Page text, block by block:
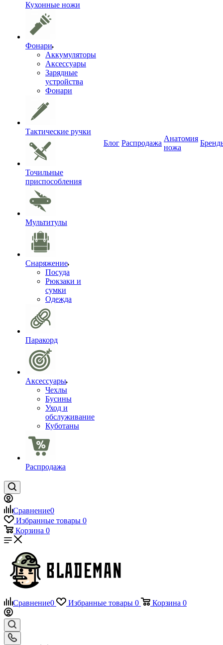
Кухонные ножи
Фонари
Аккумуляторы
Аксессуары
Зарядные
устройства
Фонари
Тактические ручки
Точильные
приспособления
Мультитулы
Снаряжение
Посуда
Рюкзаки и
сумки
Одежда
Паракорд
Аксессуары
Чехлы
Бусины
Уход и
обслуживание
Куботаны
Распродажа
Блог Распродажа
Анатомия
ножа
Сравнение0
Избранные товары 0
Корзина 0
Сравнение0 Избранные товары 0 Корзина 0